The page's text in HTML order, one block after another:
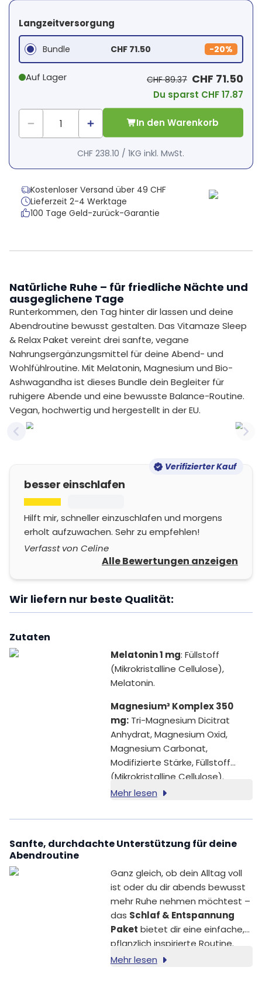
Langzeitversorgung
Bundle CHF 71.50 -20%
Auf Lager CHF 89.37 CHF 71.50
Du sparst CHF 17.87
In den Warenkorb
CHF 238.10 /1KG inkl. MwSt.
Kostenloser Versand über 49 CHF
Lieferzeit 2-4 Werktage
100 Tage Geld-zurück-Garantie
Natürliche Ruhe – für friedliche Nächte und
ausgeglichene Tage
Runterkommen, den Tag hinter dir lassen und deine
Abendroutine bewusst gestalten. Das Vitamaze Sleep
& Relax Paket vereint drei sanfte, vegane
Nahrungsergänzungsmittel für deine Abend- und
Wohlfühlroutine. Mit Melatonin, Magnesium und Bio-
Ashwagandha ist dieses Bundle dein Begleiter für
ruhigere Abende und eine bewusste Balance-Routine.
Vegan, hochwertig und hergestellt in der EU.
Previous slide
Verifizierter Kauf
besser einschlafen
Hilft mir, schneller einzuschlafen und morgens
erholt aufzuwachen. Sehr zu empfehlen!
Verfasst von Celine
Alle Bewertungen anzeigen
Wir liefern nur beste Qualität:
Zutaten
Melatonin 1 mg: Füllstoff
(Mikrokristalline Cellulose),
Melatonin.
Magnesium³ Komplex 350
mg:Tri-Magnesium Dicitrat
Anhydrat, Magnesium Oxid,
Magnesium Carbonat,
Modifizierte Stärke, Füllstoff
(Mikrokristalline Cellulose).
Mehr lesen
Sanfte, durchdachte Unterstützung für deine
Abendroutine
Ganz gleich, ob dein Alltag voll
ist oder du dir abends bewusst
mehr Ruhe nehmen möchtest –
das Schlaf & Entspannung
Paket bietet dir eine einfache,
pflanzlich inspirierte Routine.
Diese drei sorgfältig
Mehr lesen